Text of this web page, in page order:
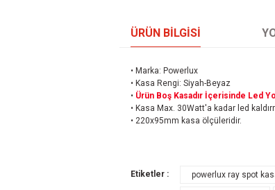
ÜRÜN BILGISI
• Marka: Powerlux
• Kasa Rengi: Siyah-Beyaz
• Ürün Boş Kasadır İçerisinde Led
• Kasa Max. 30Watt'a kadar led
• 220x95mm kasa ölçüleridir.
Görüş ve önerileriniz için teşekkür
Etiketler : powerlux ray spot